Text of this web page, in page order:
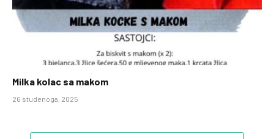
Milka kolac sa makom
26 studenoga, 2025